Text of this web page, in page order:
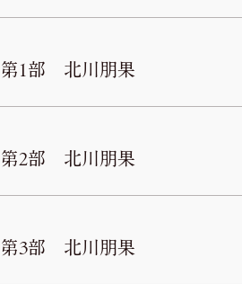
第1部 北川朋果
第2部 北川朋果
第3部 北川朋果